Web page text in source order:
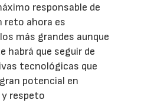
responsable de
reto ahora es
más grandes aunque
habrá que seguir de
tecnológicas que
potencial en
respeto